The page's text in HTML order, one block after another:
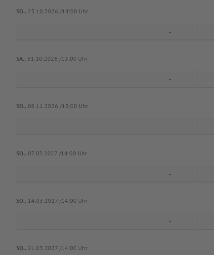
SO.. 25.10.2026 /14:00 Uhr
-
SA.. 31.10.2026 /13:00 Uhr
-
SO.. 08.11.2026 /13:00 Uhr
-
SO.. 07.03.2027 /14:00 Uhr
-
SO.. 14.03.2027 /14:00 Uhr
-
SO.. 21.03.2027 /14:00 Uhr